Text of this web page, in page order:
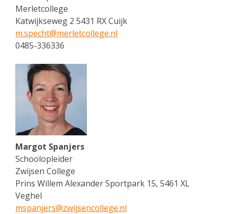
Merletcollege
Katwijkseweg 2 5431 RX Cuijk
m.specht@merletcollege.nl
0485-336336
Margot Spanjers
Schoolopleider
Zwijsen College
Prins Willem Alexander Sportpark 15, 5461 XL
Veghel
mspanjers@zwijsencollege.nl